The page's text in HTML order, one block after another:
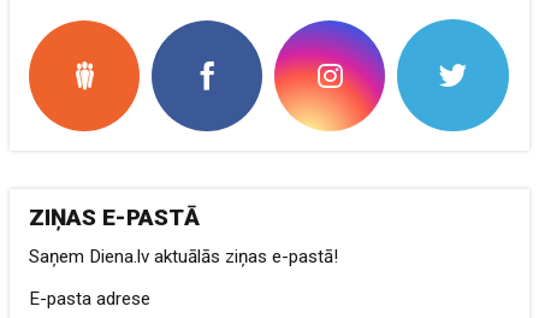
ZIŅAS E-PASTĀ
Saņem Diena.lv aktuālās ziņas e-pastā!
E-pasta adrese